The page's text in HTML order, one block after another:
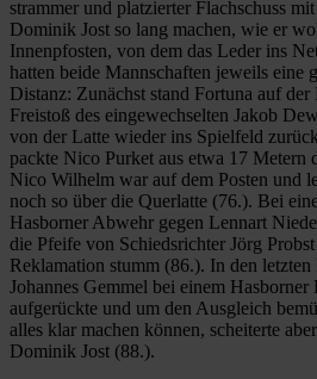
strammer und platzierter Flachschuss
Dominik Jost so lang machen, wie er
Innenpfosten, von dem das Leder ins
hatten beide Mannschaften jeweils eine
Distanz: Zunächst stand Fortuna auf der
Freistoß des eingewechselten Jakob
von der Latte wieder ins Spielfeld
packte Nico Purket aus etwa 17 Metern
Nico Wilhelm war auf dem Posten und
noch so über die Querlatte (76.). Bei
Hasborner Abwehr gegen Lennart
die Pfeife von Schiedsrichter Jörg
Reklamation stumm (86.). In den
Johannes Gemmel bei einem
aufgerückte und um den Ausgleich
alles klar machen können, scheiterte
Dominik Jost (88.).